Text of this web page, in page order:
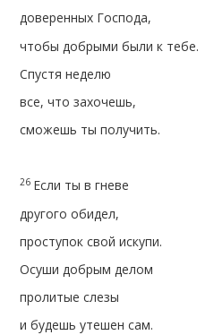
доверенных Господа,
чтобы добрыми были к тебе.
Спустя неделю
все, что захочешь,
сможешь ты получить.
26 Если ты в гневе
другого обидел,
проступок свой искупи.
Осуши добрым делом
пролитые слезы
и будешь утешен сам.